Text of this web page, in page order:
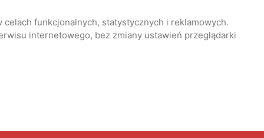
funkcjonalnych, statystycznych i reklamowych.
internetowego, bez zmiany ustawień przeglądarki